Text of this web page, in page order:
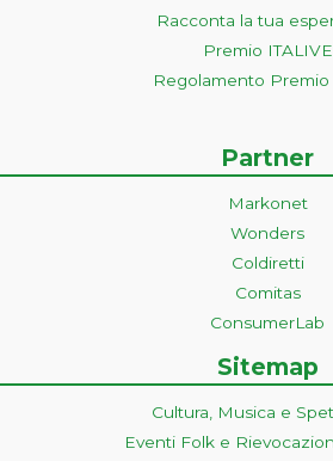
Racconta la tua
Premio ITALIVE
Regolamento Premio
Partner
Markonet
Wonders
Coldiretti
Comitas
ConsumerLab
Sitemap
Cultura, Musica e
Eventi Folk e